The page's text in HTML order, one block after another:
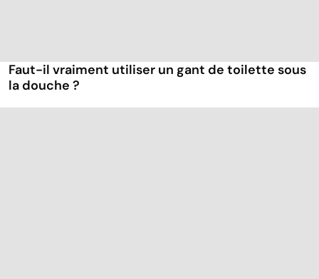
Faut-il vraiment utiliser un gant de toilette sous
la douche ?